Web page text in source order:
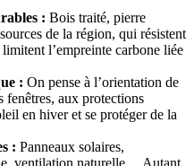
: Bois traité, pierre
de la région, qui résistent
l’empreinte carbone liée
: On pense à l’orientation de
fenêtres, aux protections
en hiver et se protéger de la
: Panneaux solaires,
ventilation naturelle… Autant